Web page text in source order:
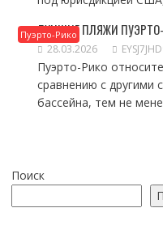
Пуэрто-Рико
ЛУЧШИЕ ПЛЯЖИ
28.03.2026
Пуэрто-Рико
сравнению с другими
бассейна, тем не
Поиск